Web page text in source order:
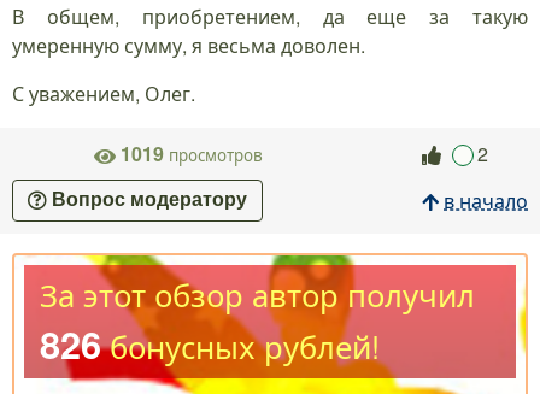
В общем, приобретением, да еще за такую
умеренную сумму, я весьма доволен.
С уважением, Олег.
1019 просмотров 2
Вопрос модератору в начало
За этот обзор автор получил
826бонусных рублей!